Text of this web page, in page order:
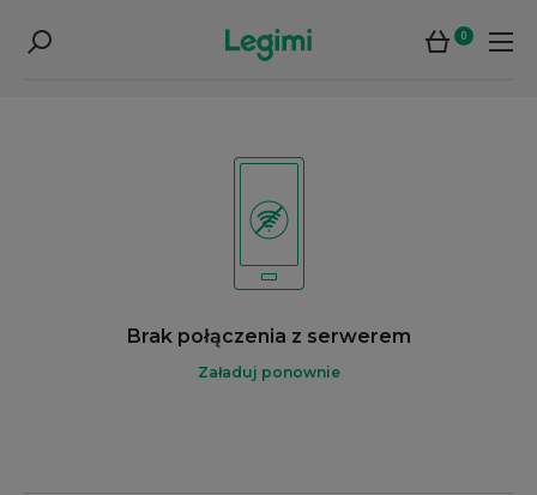
0
Brak połączenia z serwerem
Załaduj ponownie